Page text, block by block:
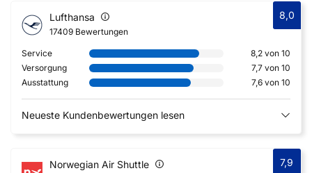
Lufthansa
17409 Bewertungen
8,0
Service
8,2 von 10
Versorgung
7,7 von 10
Ausstattung
7,6 von 10
Neueste Kundenbewertungen lesen
Norwegian Air Shuttle 7,9